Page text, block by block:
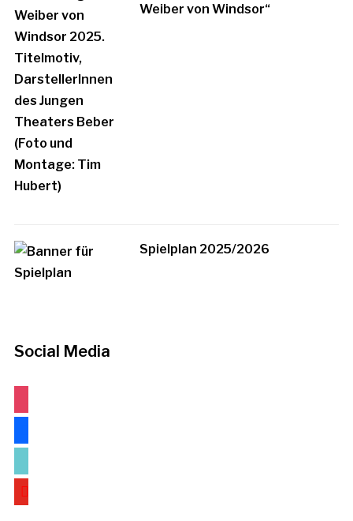
Weiber von Windsor“
Spielplan 2025/2026
Social Media
youtube